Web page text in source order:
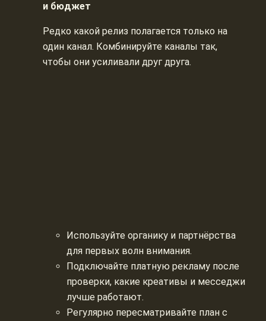
и бюджет
Редко какой релиз полагается только на
один канал. Комбинируйте каналы так,
чтобы они усиливали друг друга.
Используйте органику и партнёрства
для первых волн внимания.
Подключайте платную рекламу после
проверки, какие креативы и месседжи
лучше работают.
Регулярно пересматривайте план с